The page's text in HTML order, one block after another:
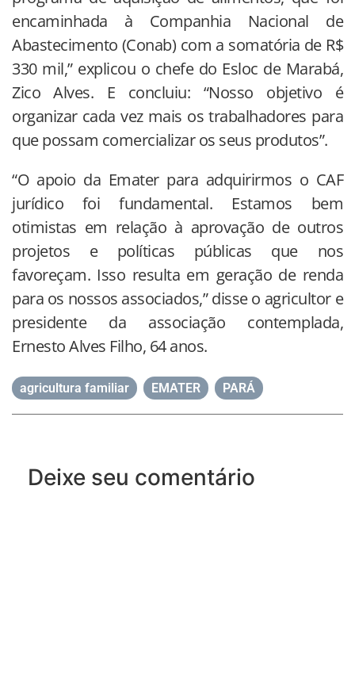
encaminhada à Companhia Nacional de
Abastecimento (Conab) com a somatória de R$
330 mil,” explicou o chefe do Esloc de Marabá,
Zico Alves. E concluiu: “Nosso objetivo é
organizar cada vez mais os trabalhadores para
que possam comercializar os seus produtos”.
“O apoio da Emater para adquirirmos o CAF
jurídico foi fundamental. Estamos bem
otimistas em relação à aprovação de outros
projetos e políticas públicas que nos
favoreçam. Isso resulta em geração de renda
para os nossos associados,” disse o agricultor e
presidente da associação contemplada,
Ernesto Alves Filho, 64 anos.
agricultura familiar EMATER PARÁ
Deixe seu comentário